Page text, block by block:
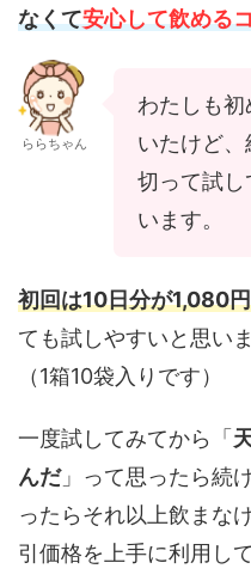
なくて安心して飲める
ららちゃん
わたしも初
いたけど
切って試し
います。
初回は10日分が1,080
ても試しやすいと思いま
（1箱10袋入りです）
一度試してみてから「
んだ」って思ったら続
ったらそれ以上飲まな
引価格を上手に利用し